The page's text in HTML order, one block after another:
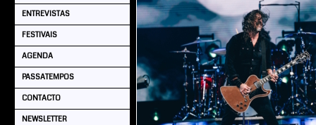
ENTREVISTAS
FESTIVAIS
AGENDA
PASSATEMPOS
CONTACTO
NEWSLETTER